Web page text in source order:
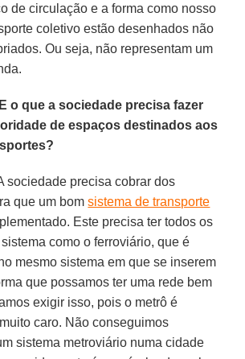
de circulação e a forma como nosso
coletivo estão desenhados não
Ou seja, não representam um
E o que a sociedade precisa fazer
de espaços destinados aos
sociedade precisa cobrar dos
que um bomsistema de transporte
Este precisa ter todos os
como o ferroviário, que é
mesmo sistema em que se inserem
que possamos ter uma rede bem
exigir isso, pois o metrô é
caro. Não conseguimos
sistema metroviário numa cidade